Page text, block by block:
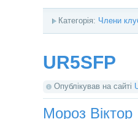
Категорія: Члени
UR5SFP
Опублікував на сайті
Мороз Віктор